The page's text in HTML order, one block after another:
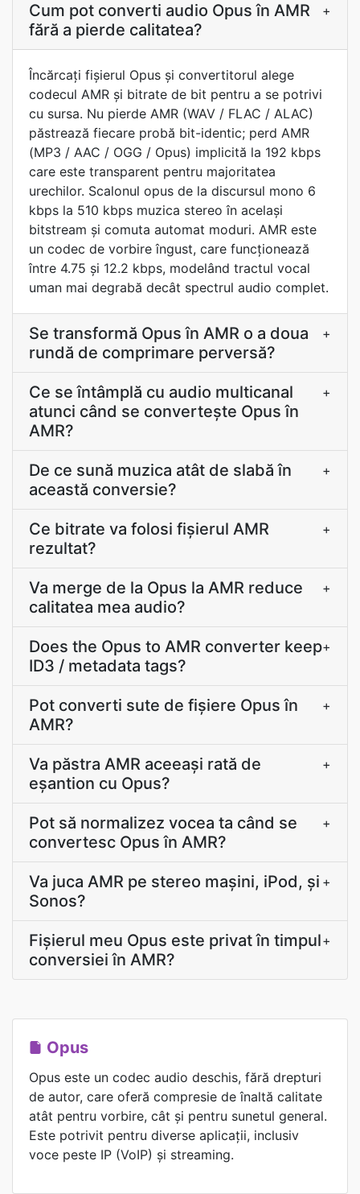
Cum pot converti audio Opus în AMR
fără a pierde calitatea?
+
Încărcaţi fișierul Opus şi convertitorul alege
codecul AMR şi bitrate de bit pentru a se potrivi
cu sursa. Nu pierde AMR (WAV / FLAC / ALAC)
păstrează fiecare probă bit-identic; perd AMR
(MP3 / AAC / OGG / Opus) implicită la 192 kbps
care este transparent pentru majoritatea
urechilor. Scalonul opus de la discursul mono 6
kbps la 510 kbps muzica stereo în același
bitstream și comuta automat moduri. AMR este
un codec de vorbire îngust, care funcționează
între 4.75 și 12.2 kbps, modelând tractul vocal
uman mai degrabă decât spectrul audio complet.
Se transformă Opus în AMR o a doua
rundă de comprimare perversă?
+
Ce se întâmplă cu audio multicanal
atunci când se convertește Opus în
AMR?
+
De ce sună muzica atât de slabă în
această conversie?
+
Ce bitrate va folosi fișierul AMR
rezultat?
+
Va merge de la Opus la AMR reduce
calitatea mea audio?
+
Does the Opus to AMR converter keep
ID3 / metadata tags?
+
Pot converti sute de fișiere Opus în
AMR?
+
Va păstra AMR aceeași rată de
eșantion cu Opus?
+
Pot să normalizez vocea ta când se
convertesc Opus în AMR?
+
Va juca AMR pe stereo mașini, iPod, și
Sonos?
+
Fișierul meu Opus este privat în timpul
conversiei în AMR?
+
Opus
Opus este un codec audio deschis, fără drepturi
de autor, care oferă compresie de înaltă calitate
atât pentru vorbire, cât și pentru sunetul general.
Este potrivit pentru diverse aplicații, inclusiv
voce peste IP (VoIP) și streaming.